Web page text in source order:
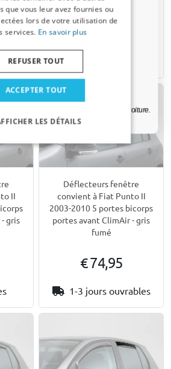
€ 79,95
II
gris
Déflecteurs fenêtre
convient à Fiat Punto II
2003-2010 5 portes bicorps
portes avant ClimAir - gris
fumé
€ 74,95
1-3 jours ouvrables
que vous leur avez fournies ou
lors de votre utilisation de
services. En savoir plus
ACCEPTER TOUT
REFUSER TOUT
LES DÉTAILS
en ! Votre code promo est
et des offres pertinentes pour votre voiture.